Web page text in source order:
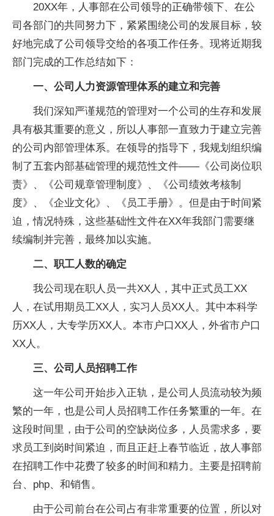
20XX年，人事部在公司领导的正确带领下、在公
司各部门的共同努力下，紧紧围绕公司的发展目标，较
好地完成了公司领导交给的各项工作任务。现将近期我
部门完成的工作总结如下：
一、公司人力资源管理体系的建立和完善
我们深知严谨规范的管理对一个公司的生存和发展
具有极其重要的意义，所以人事部一直致力于建立完善
的公司内部管理体系。在领导的指导下，我规划组织编
制了五套内部基础管理的规范性文件――《公司岗位职
责》、《公司规章管理制度》、《公司绩效考核制
度》、《企业文化》、《员工手册》。但是由于时间紧
迫，情况特殊，这些基础性文件在XX年我部门需要继
续编制并完善，最终加以实施。
二、职工人数的确定
我公司现在职人员一共XX人，其中正式员工XX
人，在试用期员工XX人，实习人员XX人。其中本科学
历XX人，大专学历XX人。本市户口XX人，外省市户口
XX人。
三、公司人员招聘工作
这一年公司开始步入正轨，是公司人员流动较为频
繁的一年，也是公司人员招聘工作任务繁重的一年。在
这段时间里，由于公司的空缺岗位多，人员需求多，要
求员工到岗时间紧迫，而且正赶上春节临近，故人事部
在招聘工作中花费了较多的时间和精力。主要是招聘前
台、php、和销售。
由于公司前台在公司占有非常重要的位置，所以对